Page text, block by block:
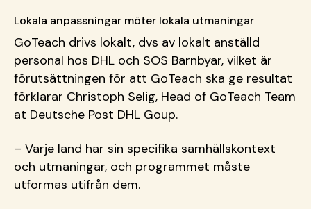
Lokala anpassningar möter lokala utmaningar
GoTeach drivs lokalt, dvs av lokalt anställd
personal hos DHL och SOS Barnbyar, vilket är
förutsättningen för att GoTeach ska ge resultat
förklarar Christoph Selig, Head of GoTeach Team
at Deutsche Post DHL Goup.
– Varje land har sin specifika samhällskontext
och utmaningar, och programmet måste
utformas utifrån dem.